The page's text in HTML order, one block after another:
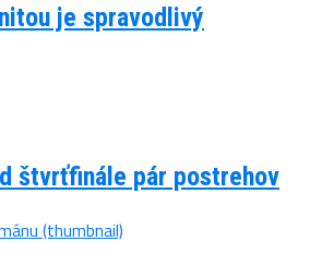
je spravodlivý
štvrťfinále pár postrehov